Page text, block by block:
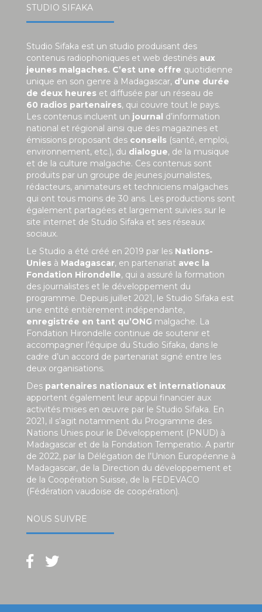
STUDIO SIFAKA
Studio Sifaka est un studio produisant des
contenus radiophoniques et web destinés aux
jeunes malgaches. C’est une offre quotidienne
unique en son genre à Madagascar, d’une durée
de deux heures et diffusée par un réseau de
60 radios partenaires, qui couvre tout le pays.
Les contenus incluent un journal d’information
national et régional ainsi que des magazines et
émissions proposant des conseils (santé, emploi,
environnement, etc.), du dialogue, de la musique
et de la culture malgache. Ces contenus sont
produits par un groupe de jeunes journalistes,
rédacteurs, animateurs et techniciens malgaches
qui ont tous moins de 30 ans. Les productions sont
également partagées et largement suivies sur le
site internet de Studio Sifaka et ses réseaux
sociaux.
Le Studio a été créé en 2019 par les Nations-
Unies à Madagascar, en partenariat avec la
Fondation Hirondelle, qui a assuré la formation
des journalistes et le développement du
programme. Depuis juillet 2021, le Studio Sifaka est
une entité entièrement indépendante,
enregistrée en tant qu’ONG malgache. La
Fondation Hirondelle continue de soutenir et
accompagner l’équipe du Studio Sifaka, dans le
cadre d’un accord de partenariat signé entre les
deux organisations.
Des partenaires nationaux et internationaux
apportent également leur appui financier aux
activités mises en œuvre par le Studio Sifaka. En
2021, il s’agit notamment du Programme des
Nations Unies pour le Développement (PNUD) à
Madagascar et de la Fondation Temperatio. A partir
de 2022, par la Délégation de l’Union Européenne à
Madagascar, de la Direction du développement et
de la Coopération Suisse, de la FEDEVACO
(Fédération vaudoise de coopération).
NOUS SUIVRE